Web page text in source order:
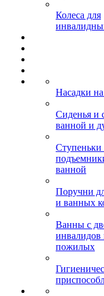
Колеса для
Насадки
Сиденья и
ванной и
Ступеньки
ванной
Поручни
и ванных
Ванны с
инвалидов
пожилых